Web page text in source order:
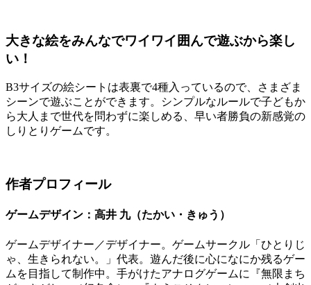
大きな絵をみんなでワイワイ囲んで遊ぶから楽し
い！
B3サイズの絵シートは表裏で4種入っているので、さまざま
シーンで遊ぶことができます。シンプルなルールで子どもか
ら大人まで世代を問わずに楽しめる、早い者勝負の新感覚の
しりとりゲームです。
作者プロフィール
ゲームデザイン：高井 九（たかい・きゅう）
ゲームデザイナー／デザイナー。ゲームサークル「ひとりじ
ゃ、生きられない。」代表。遊んだ後に心になにか残るゲー
ムを目指して制作中。手がけたアナログゲームに『無限まち